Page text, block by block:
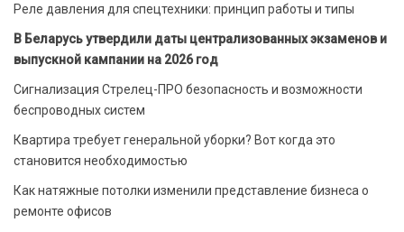
Реле давления для спецтехники: принцип работы и типы
В Беларусь утвердили даты централизованных экзаменов и
выпускной кампании на 2026 год
Сигнализация Стрелец-ПРО безопасность и возможности
беспроводных систем
Квартира требует генеральной уборки? Вот когда это
становится необходимостью
Как натяжные потолки изменили представление бизнеса о
ремонте офисов